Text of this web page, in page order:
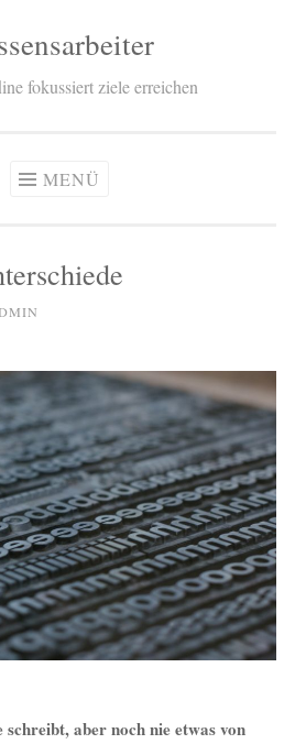
fokussiert ziele erreichen
MENÜ
aber noch nie etwas von